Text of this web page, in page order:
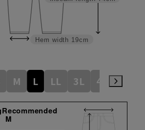
Hem width 19cm
M L LL 3L 4L
M